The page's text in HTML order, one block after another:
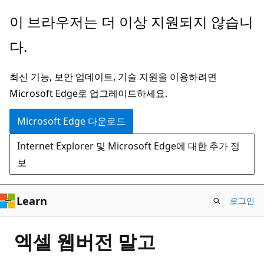
주
콘
츠
로
건
너
뛰
기
이 브라우저는 더 이상 지원되지 않습니
다.
최신 기능, 보안 업데이트, 기술 지원을 이용하려면
Microsoft Edge로 업그레이드하세요.
Microsoft Edge 다운로드
Internet Explorer 및 Microsoft Edge에 대한 추가 정
보
Learn 로그인
엑셀 웹버전 말고